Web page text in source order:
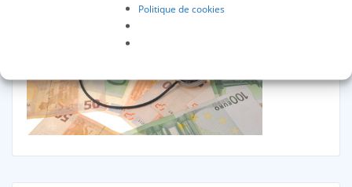
Politique de cookies